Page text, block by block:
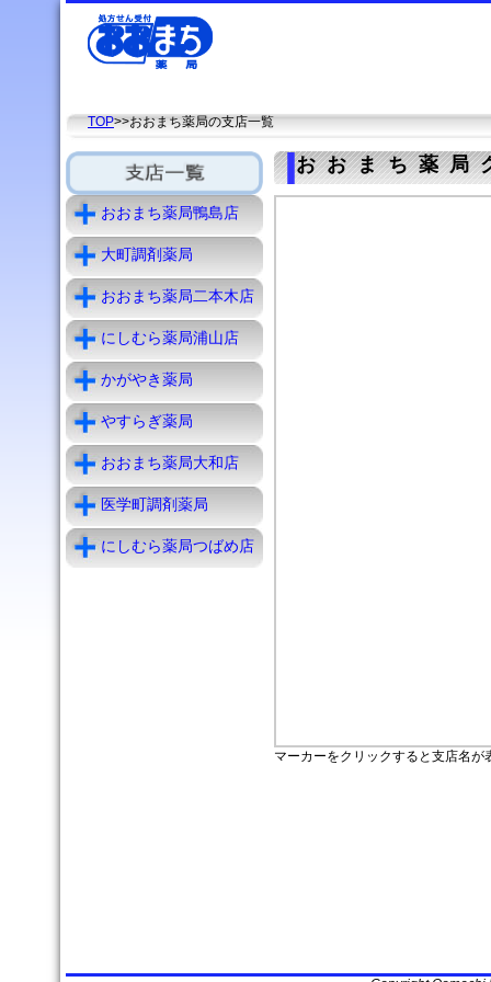
TOP>>おおまち薬局の支店一覧
おおまち薬局鴨島店
大町調剤薬局
おおまち薬局二本木店
にしむら薬局浦山店
かがやき薬局
やすらぎ薬局
おおまち薬局大和店
医学町調剤薬局
にしむら薬局つばめ店
おおまち薬局
マーカーをクリックすると支店名が